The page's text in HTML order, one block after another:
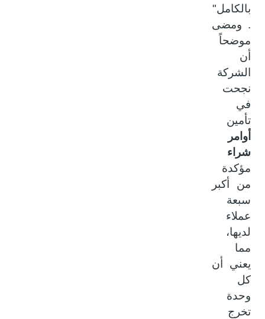
بالكامل"
. ومضى
موضحاً
الشركة
نجحت
في
تأمين
أوامر
شراء
مؤكدة
من أكبر
سبعة
عملاء
لديها،
مما
يعني أن
كل
وحدة
تخرج